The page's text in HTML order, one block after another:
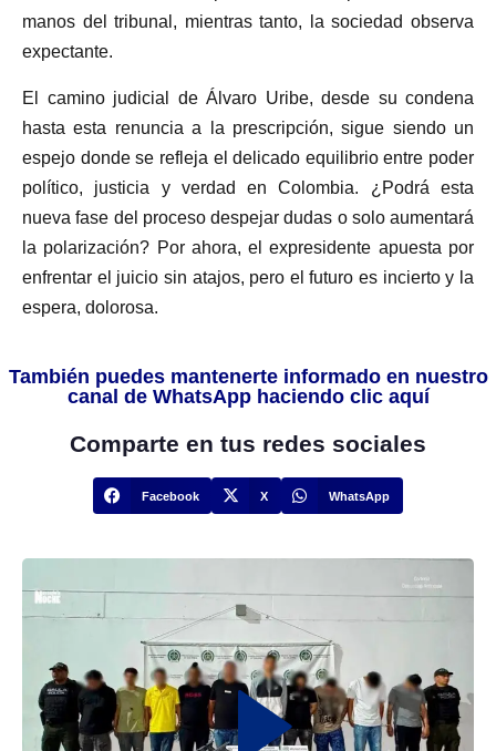
manos del tribunal, mientras tanto, la sociedad observa
expectante.
El camino judicial de Álvaro Uribe, desde su condena
hasta esta renuncia a la prescripción, sigue siendo un
espejo donde se refleja el delicado equilibrio entre poder
político, justicia y verdad en Colombia. ¿Podrá esta
nueva fase del proceso despejar dudas o solo aumentará
la polarización? Por ahora, el expresidente apuesta por
enfrentar el juicio sin atajos, pero el futuro es incierto y la
espera, dolorosa.
También puedes mantenerte informado en nuestro
canal de WhatsApp haciendo clic aquí
Comparte en tus redes sociales
Facebook X WhatsApp